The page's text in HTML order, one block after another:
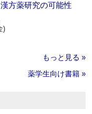
方薬研究の可能性
)
もっと見る »
薬学生向け書籍 »